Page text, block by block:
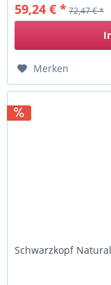
59,24 € *72,47 € *
Merken
Schwarzkopf